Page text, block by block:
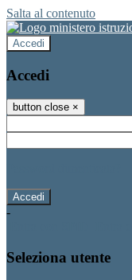
Salta al contenuto
Accedi
Accedi
button close ×
-
Seleziona utente